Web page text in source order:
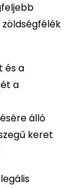
és a
a
álló
keret